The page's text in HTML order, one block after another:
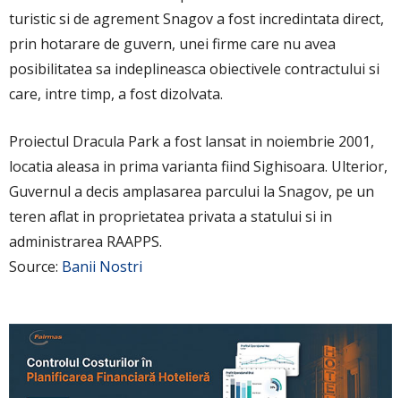
turistic si de agrement Snagov a fost incredintata direct,
prin hotarare de guvern, unei firme care nu avea
posibilitatea sa indeplineasca obiectivele contractului si
care, intre timp, a fost dizolvata.
Proiectul Dracula Park a fost lansat in noiembrie 2001,
locatia aleasa in prima varianta fiind Sighisoara. Ulterior,
Guvernul a decis amplasarea parcului la Snagov, pe un
teren aflat in proprietatea privata a statului si in
administrarea RAAPPS.
Source: Banii Nostri